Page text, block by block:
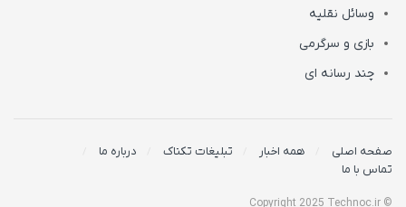
وسائل نقلیه
بازی و سرگرمی
چند رسانه ای
صفحه اصلی همه اخبار تبلیغات تکناک
درباره ما
تماس با ما
© Copyright 2025 Technoc.ir